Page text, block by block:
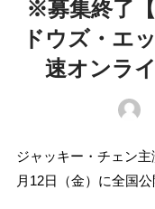
※募集終了
ドウズ・エ
速オンラ
ジャッキー・チェン
月12日（金）に全国公